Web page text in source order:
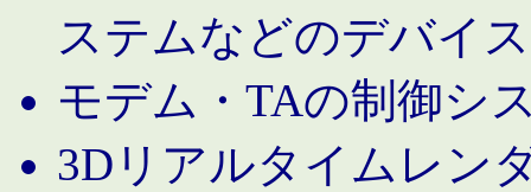
ステムなどのデバイ
モデム・TAの制御シ
3Dリアルタイムレン